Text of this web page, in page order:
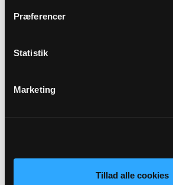
Præferencer
Statistik
Marketing
Tillad alle cookies
Bogø Kirke, kl. 09:00